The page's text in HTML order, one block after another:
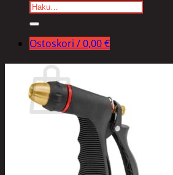
Ostoskori /0,00€
Ostoskori on tyhjä.
Takaisin kauppaan